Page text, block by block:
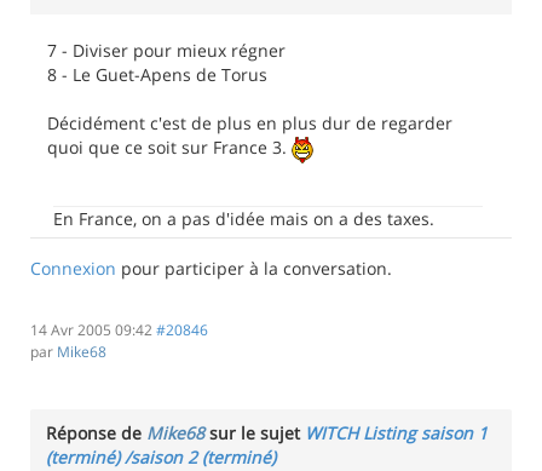
7 - Diviser pour mieux régner
8 - Le Guet-Apens de Torus
Décidément c'est de plus en plus dur de regarder
quoi que ce soit sur France 3.
En France, on a pas d'idée mais on a des taxes.
Connexion pour participer à la conversation.
14 Avr 2005 09:42 #20846
par Mike68
Réponse de Mike68sur le sujet WITCH Listing saison 1
(terminé) /saison 2 (terminé)